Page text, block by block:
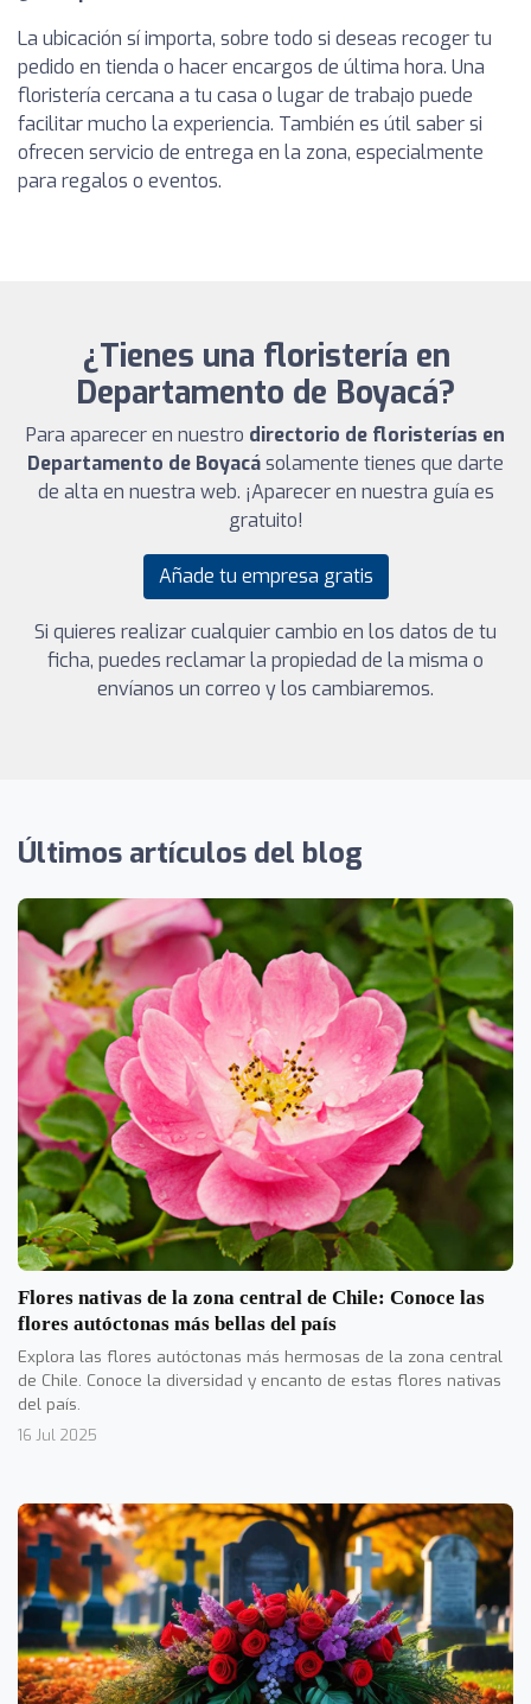
La ubicación sí importa, sobre todo si deseas recoger tu
pedido en tienda o hacer encargos de última hora. Una
floristería cercana a tu casa o lugar de trabajo puede
facilitar mucho la experiencia. También es útil saber si
ofrecen servicio de entrega en la zona, especialmente
para regalos o eventos.
¿Tienes una floristería en
Departamento de Boyacá?
Para aparecer en nuestro directorio de floristerías en
Departamento de Boyacásolamente tienes que darte
de alta en nuestra web. ¡Aparecer en nuestra guía es
gratuito!
Añade tu empresa gratis
Si quieres realizar cualquier cambio en los datos de tu
ficha, puedes reclamar la propiedad de la misma o
envíanos un correo y los cambiaremos.
Últimos artículos del blog
Flores nativas de la zona central de Chile: Conoce las
flores autóctonas más bellas del país
Explora las flores autóctonas más hermosas de la zona central
de Chile. Conoce la diversidad y encanto de estas flores nativas
del país.
16 Jul 2025